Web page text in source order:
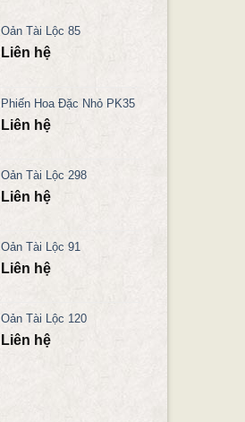
Oản Tài Lộc 85
Liên hệ
Phiến Hoa Đặc Nhỏ PK35
Liên hệ
Oản Tài Lộc 298
Liên hệ
Oản Tài Lộc 91
Liên hệ
Oản Tài Lộc 120
Liên hệ